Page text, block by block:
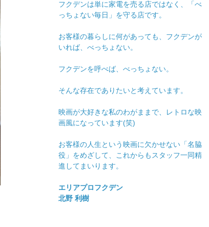
フクデンは単に家電を売る店ではなく、「べ
っちょない毎日」を守る店です。
お客様の暮らしに何があっても、フクデンが
いれば、べっちょない。
フクデンを呼べば、べっちょない。
そんな存在でありたいと考えています。
映画が大好きな私のわがままで、レトロな映
画風になっています(笑)
お客様の人生という映画に欠かせない「名脇
役」をめざして、これからもスタッフ一同精
進してまいります。
エリアプロフクデン
北野 利樹